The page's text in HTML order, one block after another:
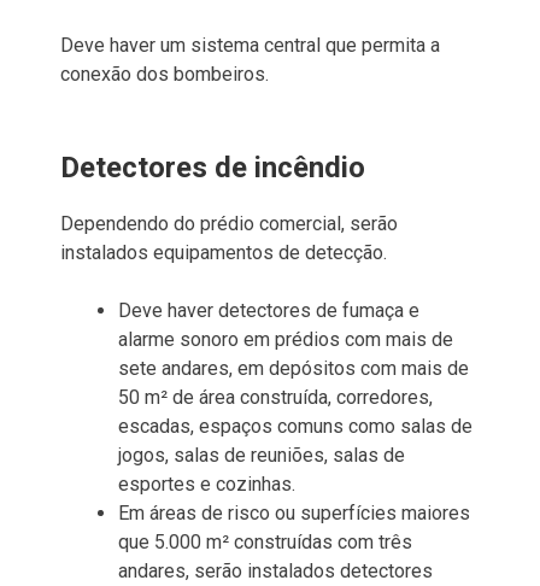
Deve haver um sistema central que permita a
conexão dos bombeiros.
Detectores de incêndio
Dependendo do prédio comercial, serão
instalados equipamentos de detecção.
Deve haver detectores de fumaça e
alarme sonoro em prédios com mais de
sete andares, em depósitos com mais de
50 m² de área construída, corredores,
escadas, espaços comuns como salas de
jogos, salas de reuniões, salas de
esportes e cozinhas.
Em áreas de risco ou superfícies maiores
que 5.000 m² construídas com três
andares, serão instalados detectores